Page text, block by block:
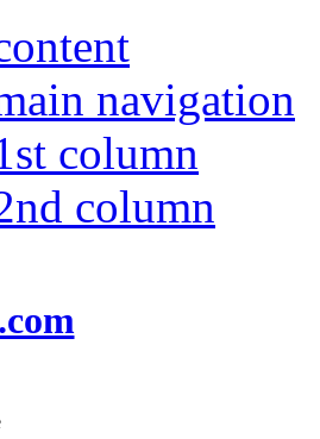
navigation
column
column